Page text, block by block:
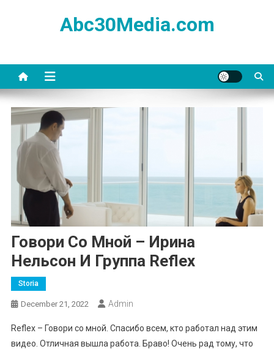
Abc30Media.com
Говори Со Мной – Ирина
Нельсон И Группа Reflex
Storia
December 21, 2022 Admin
Reflex – Говори со мной. Спасибо всем, кто работал над этим
видео. Отличная вышла работа. Браво! Очень рад тому, что